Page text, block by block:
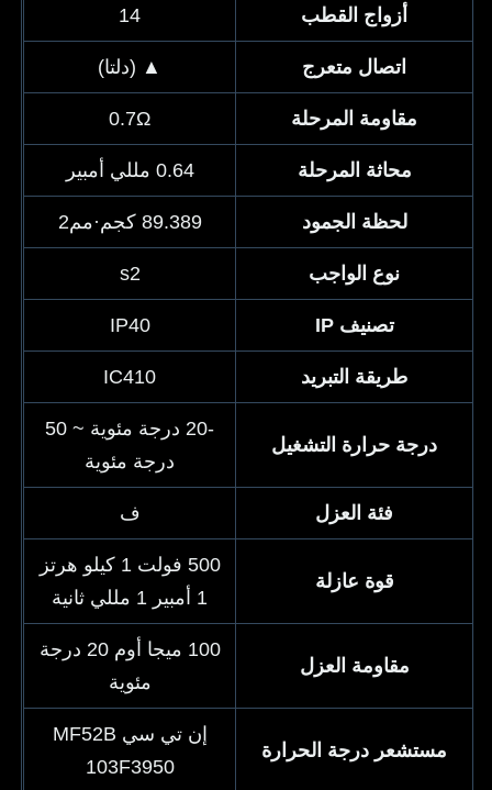
أزواج القطب
اتصال متعرج ▲ (دلتا)
مقاومة المرحلة 0.7Ω
محاثة المرحلة 0.64 مللي أمبير
لحظة الجمود 89.389 كجم·مم2
نوع الواجب
تصنيف IP IP40
طريقة التبريد IC410
درجة حرارة التشغيل
-20 درجة مئوية ~ 50
درجة مئوية
فئة العزل
قوة عازلة
500 فولت 1 كيلو هرتز
مقاومة العزل
100 ميجا أوم 20 درجة
مئوية
مستشعر درجة الحرارة
إن تي سي MF52B
103F3950